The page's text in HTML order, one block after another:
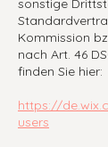
sonstige
Kommission
nach Art. 46
finden Sie hier:
https://
users